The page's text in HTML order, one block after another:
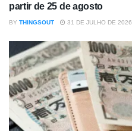
partir de 25 de agosto
BY THINGSOUT 31 DE JULHO DE 2026